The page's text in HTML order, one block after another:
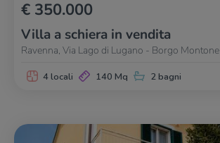
€ 350.000
Villa a schiera in vendita
Ravenna, Via Lago di Lugano - Borgo Montone
4 locali 140 Mq 2 bagni